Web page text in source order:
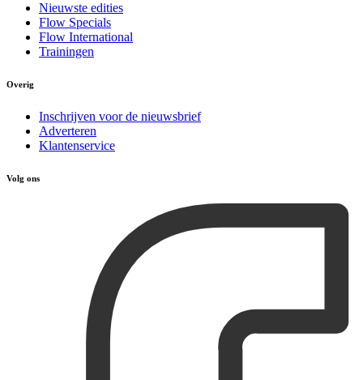
Nieuwste edities
Flow Specials
Flow International
Trainingen
Overig
Inschrijven voor de nieuwsbrief
Adverteren
Klantenservice
Volg ons